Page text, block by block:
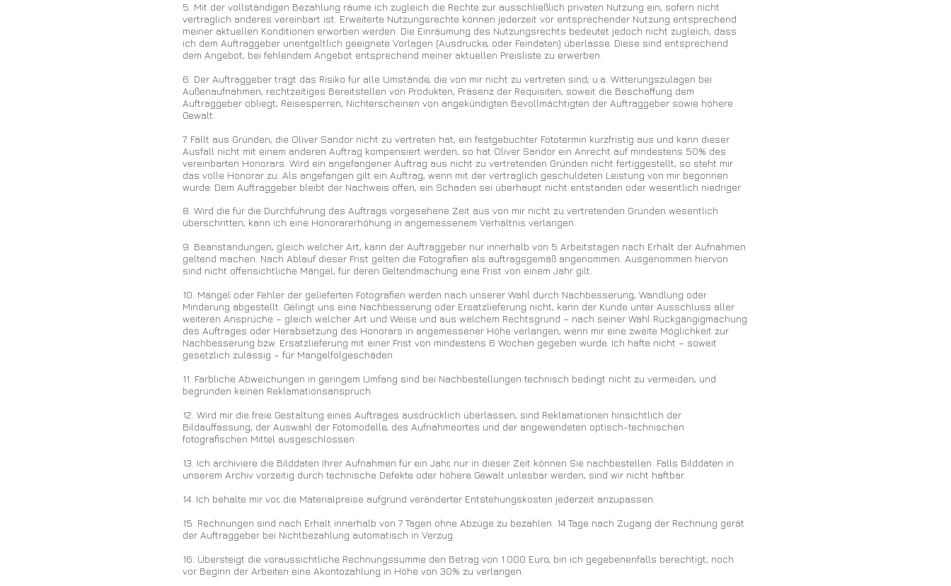
5. Mit der vollständigen Bezahlung räume ich zugleich die Rechte zur ausschließlich privaten Nutzung ein, sofern nicht
vertraglich anderes vereinbart ist. Erweiterte Nutzungsrechte können jederzeit vor entsprechender Nutzung entsprechend
meiner aktuellen Konditionen erworben werden. Die Einräumung des Nutzungsrechts bedeutet jedoch nicht zugleich, dass
ich dem Auftraggeber unentgeltlich geeignete Vorlagen (Ausdrucke, oder Feindaten) überlasse. Diese sind entsprechend
dem Angebot, bei fehlendem Angebot entsprechend meiner aktuellen Preisliste zu erwerben.
6. Der Auftraggeber trägt das Risiko für alle Umstände, die von mir nicht zu vertreten sind; u.a. Witterungszulagen bei
Außenaufnahmen, rechtzeitiges Bereitstellen von Produkten, Präsenz der Requisiten, soweit die Beschaffung dem
Auftraggeber obliegt, Reisesperren, Nichterscheinen von angekündigten Bevollmächtigten der Auftraggeber sowie höhere
Gewalt.
7. Fällt aus Gründen, die Oliver Sandor nicht zu vertreten hat, ein festgebuchter Fototermin kurzfristig aus und kann dieser
Ausfall nicht mit einem anderen Auftrag kompensiert werden, so hat Oliver Sandor ein Anrecht auf mindestens 50% des
vereinbarten Honorars. Wird ein angefangener Auftrag aus nicht zu vertretenden Gründen nicht fertiggestellt, so steht mir
das volle Honorar zu. Als angefangen gilt ein Auftrag, wenn mit der vertraglich geschuldeten Leistung von mir begonnen
wurde. Dem Auftraggeber bleibt der Nachweis offen, ein Schaden sei überhaupt nicht entstanden oder wesentlich niedriger.
8. Wird die für die Durchführung des Auftrags vorgesehene Zeit aus von mir nicht zu vertretenden Gründen wesentlich
überschritten, kann ich eine Honorarerhöhung in angemessenem Verhältnis verlangen.
9. Beanstandungen, gleich welcher Art, kann der Auftraggeber nur innerhalb von 5 Arbeitstagen nach Erhalt der Aufnahmen
geltend machen. Nach Ablauf dieser Frist gelten die Fotografien als auftragsgemäß angenommen. Ausgenommen hiervon
sind nicht offensichtliche Mängel, für deren Geltendmachung eine Frist von einem Jahr gilt.
10. Mängel oder Fehler der gelieferten Fotografien werden nach unserer Wahl durch Nachbesserung, Wandlung oder
Minderung abgestellt. Gelingt uns eine Nachbesserung oder Ersatzlieferung nicht, kann der Kunde unter Ausschluss aller
weiteren Ansprüche – gleich welcher Art und Weise und aus welchem Rechtsgrund – nach seiner Wahl Rückgängigmachung
des Auftrages oder Herabsetzung des Honorars in angemessener Höhe verlangen, wenn mir eine zweite Möglichkeit zur
Nachbesserung bzw. Ersatzlieferung mit einer Frist von mindestens 6 Wochen gegeben wurde. Ich hafte nicht – soweit
gesetzlich zulässig – für Mangelfolgeschäden.
11. Farbliche Abweichungen in geringem Umfang sind bei Nachbestellungen technisch bedingt nicht zu vermeiden, und
begründen keinen Reklamationsanspruch.
12. Wird mir die freie Gestaltung eines Auftrages ausdrücklich überlassen, sind Reklamationen hinsichtlich der
Bildauffassung, der Auswahl der Fotomodelle, des Aufnahmeortes und der angewendeten optisch-technischen
fotografischen Mittel ausgeschlossen.
13. Ich archiviere die Bilddaten Ihrer Aufnahmen für ein Jahr, nur in dieser Zeit können Sie nachbestellen. Falls Bilddaten in
unserem Archiv vorzeitig durch technische Defekte oder höhere Gewalt unlesbar werden, sind wir nicht haftbar.
14. Ich behalte mir vor, die Materialpreise aufgrund veränderter Entstehungskosten jederzeit anzupassen.
15. Rechnungen sind nach Erhalt innerhalb von 7 Tagen ohne Abzüge zu bezahlen. 14 Tage nach Zugang der Rechnung gerät
der Auftraggeber bei Nichtbezahlung automatisch in Verzug.
16. Übersteigt die voraussichtliche Rechnungssumme den Betrag von 1.000 Euro, bin ich gegebenenfalls berechtigt, noch
vor Beginn der Arbeiten eine Akontozahlung in Höhe von 30% zu verlangen.